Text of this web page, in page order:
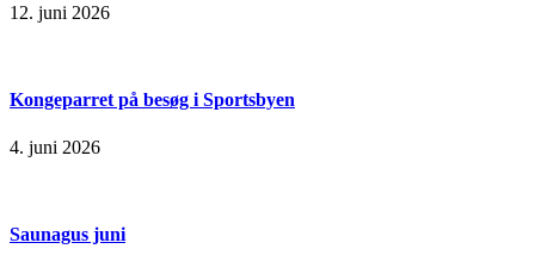
12. juni 2026
Kongeparret på besøg i Sportsbyen
4. juni 2026
Saunagus juni